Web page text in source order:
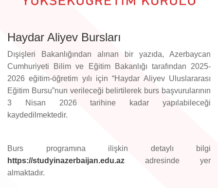
Haydar Aliyev Bursları
Dışişleri Bakanlığından alınan bir yazıda, Azerbaycan
Cumhuriyeti Bilim ve Eğitim Bakanlığı tarafından 2025-
2026 eğitim-öğretim yılı için “Haydar Aliyev Uluslararası
Eğitim Bursu”nun verileceği belirtilerek burs başvurularının
3 Nisan 2026 tarihine kadar yapılabileceği
kaydedilmektedir.
Burs programına ilişkin detaylı bilgi
https://studyinazerbaijan.edu.az adresinde yer
almaktadır.